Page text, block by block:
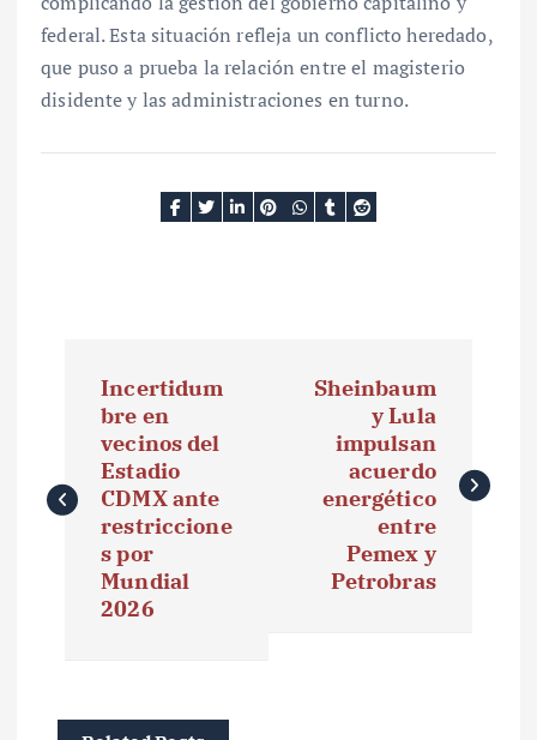
federal. Esta situación refleja un conflicto heredado,
que puso a prueba la relación entre el magisterio
disidente y las administraciones en turno.
e
Incertidum
bre en
vecinos del
Estadio
CDMX ante
restriccione
s por
Mundial
2026
Sheinbaum
y Lula
impulsan
acuerdo
energético
entre
Pemex y
Petrobras